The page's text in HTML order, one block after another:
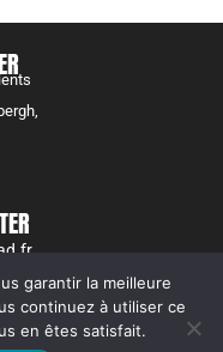
garantir la meilleure
continuez à utiliser ce
en êtes satisfait.